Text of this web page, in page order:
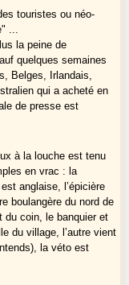
, par des articles ou
des
l’éco-
des Gasconnades,
du genre
satisfaisant : une
remplacement",
des Sports, où il
gent locale n’est pas
aux
exemple des
touristes ou néo-
...
la peine de
quelques semaines
Belges, Irlandais,
qui a acheté en
de presse est
à la louche est tenu
en vrac : la
anglaise, l’épicière
boulangère du nord de
du coin, le banquier et
du village, l’autre vient
la véto est